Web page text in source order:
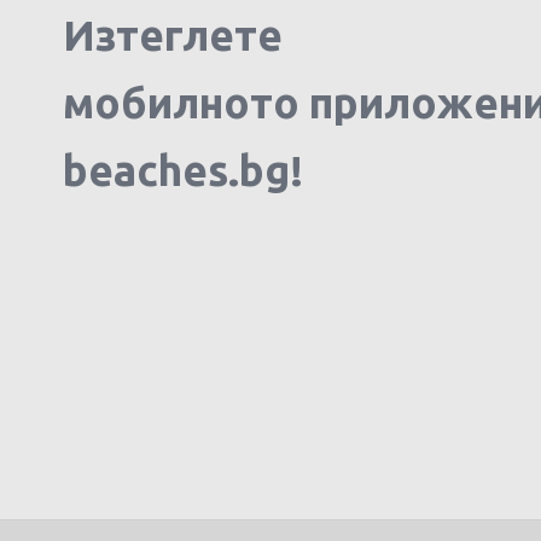
Изтеглете
мобилното
beaches.bg!